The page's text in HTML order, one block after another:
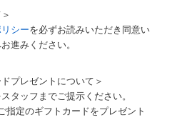
シーを必ずお読みいただき同意い
進みください。
プレゼントについて＞
タッフまでご提示ください。
指定のギフトカードをプレゼント